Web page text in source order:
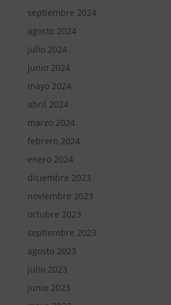
septiembre 2024
agosto 2024
julio 2024
junio 2024
mayo 2024
abril 2024
marzo 2024
febrero 2024
enero 2024
diciembre 2023
noviembre 2023
octubre 2023
septiembre 2023
agosto 2023
julio 2023
junio 2023